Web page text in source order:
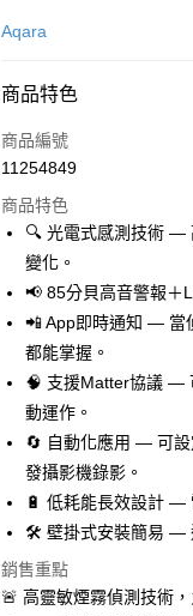
信用卡一次付款
合作金庫商業銀行
華南商業銀行
上海商業儲蓄銀行
國泰世華商業銀行
臺灣中小企業銀行
聯邦商業銀行
元大商業銀行
玉山商業銀行
台新國際商業銀行
台灣樂天信用卡公司
6 期 0 利率 每期
華南商業銀行
上海商業儲蓄銀行
國泰世華商業銀行
臺灣中小企業銀行
匯豐（台灣）商業銀行
聯邦商業銀行
元大商業銀行
玉山商業銀行
台新國際商業銀行
台灣樂天信用卡公司
LINE Pay
Apple Pay
街口支付
悠遊付
Google Pay
全盈+PAY
運送方式
付款後全家取貨 (單筆不
每筆NT$120，滿
Aqara
商品特色
商品編號
11254849
商品特色
🔍 光電式感測技術 —
變化。
📢 85分貝高音警報＋
📲 App即時通知 — 當
都能掌握。
🧠 支援Matter協議 —
動運作。
🔄 自動化應用 — 可設
發攝影機錄影。
🔋 低耗能長效設計 —
🛠️ 壁掛式安裝簡易 —
銷售重點
🚨 高靈敏煙霧偵測技術